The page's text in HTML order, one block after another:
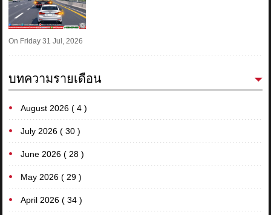
On Friday 31 Jul, 2026
บทความรายเดือน
August 2026 ( 4 )
July 2026 ( 30 )
June 2026 ( 28 )
May 2026 ( 29 )
April 2026 ( 34 )